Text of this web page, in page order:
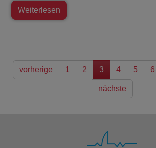
Weiterlesen
vorherige 1 2 3 4 5 6
nächste